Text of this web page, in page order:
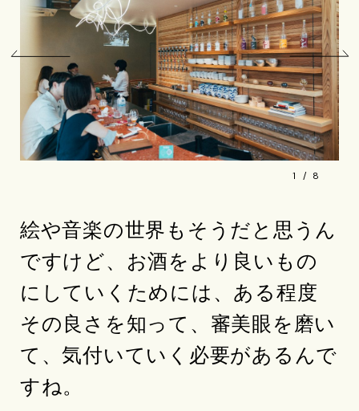
1 8
絵や音楽の世界もそうだと思うん
ですけど、お酒をより良いもの
にしていくためには、ある程度
その良さを知って、審美眼を磨い
て、気付いていく必要があるんで
すね。